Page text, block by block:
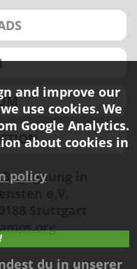
and improve our
use cookies. We
Google Analytics.
about cookies in
policy
du in unserer
in
e.V.